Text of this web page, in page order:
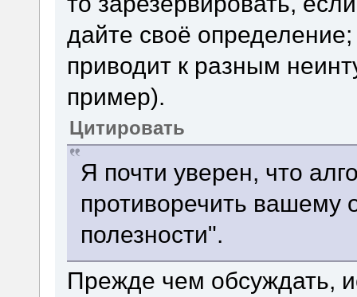
дайте своё
приводит к разным
пример).
Цитировать
Я почти уверен, что
противоречить
полезности".
Прежде чем обсуждать,